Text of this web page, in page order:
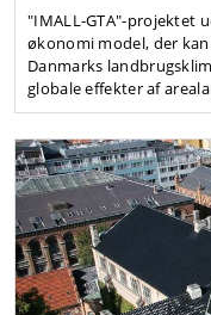
"IMALL-GTA"-projektet
økonomi model, der
Danmarks
globale effekter af